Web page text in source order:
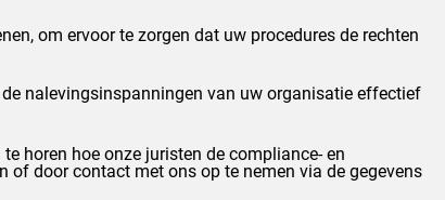
om ervoor te zorgen dat uw procedures de rechten
nalevingsinspanningen van uw organisatie effectief
horen hoe onze juristen de compliance- en
of door contact met ons op te nemen via de gegevens